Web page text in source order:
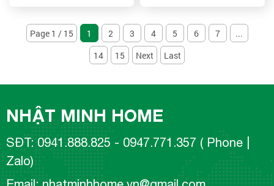
Page 1 / 15 1 2 3 4 5 6 7
...
14
15 Next Last
NHẬT MINH HOME
SĐT: 0941.888.825 - 0947.771.357 ( Phone |
Zalo)